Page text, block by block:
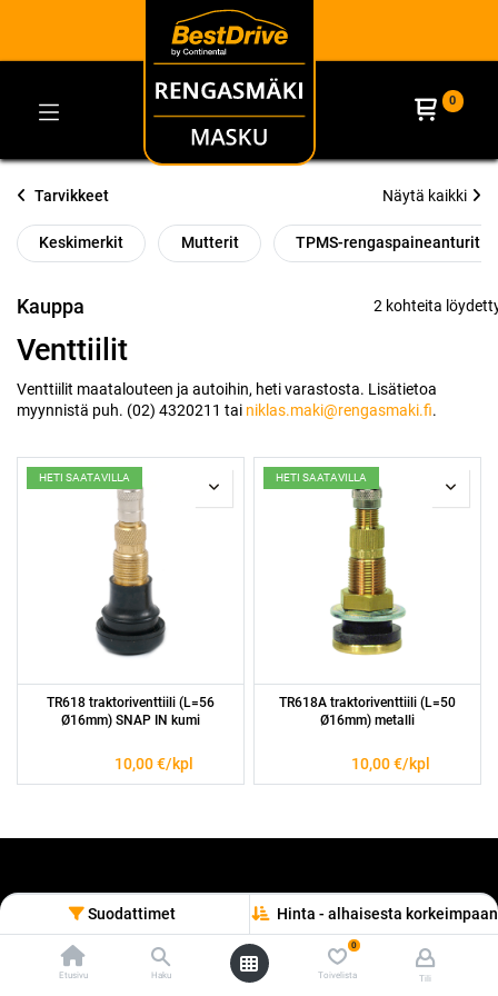
Suodattimet Hinta - alhaisesta korkeimpaan
Etusivu Haku
0
Toivelista Tili
0
Tarvikkeet Näytä kaikki
Keskimerkit Mutterit TPMS-rengaspaineanturit
Kauppa 2 kohteita
Venttiilit
Venttiilit maatalouteen ja autoihin, heti varastosta. Lisätietoa
myynnistä puh. (02) 4320211 tai niklas.maki@rengasmaki.fi.
HETI SAATAVILLA
TR618 traktoriventtiili (L=56
Ø16mm) SNAP IN kumi
10,00€/kpl
HETI SAATAVILLA
TR618A traktoriventtiili (L=50
Ø16mm) metalli
10,00€/kpl